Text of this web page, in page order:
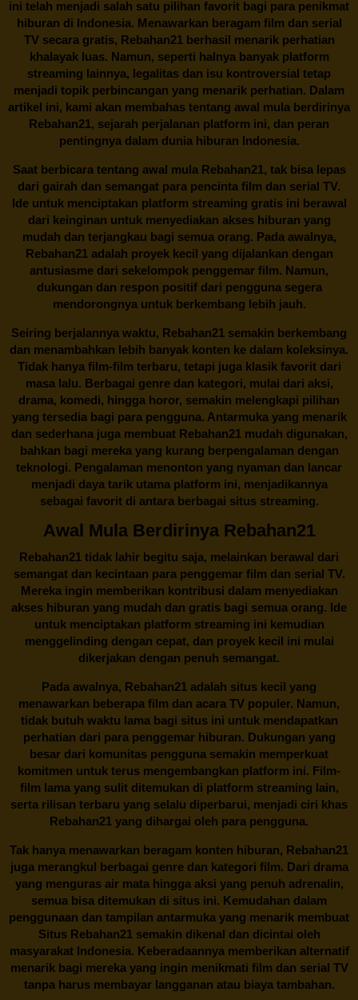
ini telah menjadi salah satu pilihan favorit bagi para penikmat
hiburan di Indonesia. Menawarkan beragam film dan serial
TV secara gratis, Rebahan21berhasil menarik perhatian
khalayak luas. Namun, seperti halnya banyak platform
streaming lainnya, legalitas dan isu kontroversial tetap
menjadi topik perbincangan yang menarik perhatian. Dalam
artikel ini, kami akan membahas tentang awal mula berdirinya
Rebahan21, sejarah perjalanan platform ini, dan peran
pentingnya dalam dunia hiburan Indonesia.
Saat berbicara tentang awal mula Rebahan21, tak bisa lepas
dari gairah dan semangat para pencinta film dan serial TV.
Ide untuk menciptakan platform streaming gratis ini berawal
dari keinginan untuk menyediakan akses hiburan yang
mudah dan terjangkau bagi semua orang. Pada awalnya,
Rebahan21 adalah proyek kecil yang dijalankan dengan
antusiasme dari sekelompok penggemar film. Namun,
dukungan dan respon positif dari pengguna segera
mendorongnya untuk berkembang lebih jauh.
Seiring berjalannya waktu, Rebahan21 semakin berkembang
dan menambahkan lebih banyak konten ke dalam koleksinya.
Tidak hanya film-film terbaru, tetapi juga klasik favorit dari
masa lalu. Berbagai genre dan kategori, mulai dari aksi,
drama, komedi, hingga horor, semakin melengkapi pilihan
yang tersedia bagi para pengguna. Antarmuka yang menarik
dan sederhana juga membuatRebahan21mudah digunakan,
bahkan bagi mereka yang kurang berpengalaman dengan
teknologi. Pengalaman menonton yang nyaman dan lancar
menjadi daya tarik utama platform ini, menjadikannya
sebagai favorit di antara berbagai situs streaming.
Awal Mula Berdirinya Rebahan21
Rebahan21 tidak lahir begitu saja, melainkan berawal dari
semangat dan kecintaan para penggemar film dan serial TV.
Mereka ingin memberikan kontribusi dalam menyediakan
akses hiburan yang mudah dan gratis bagi semua orang. Ide
untuk menciptakan platform streaming ini kemudian
menggelinding dengan cepat, dan proyek kecil ini mulai
dikerjakan dengan penuh semangat.
Pada awalnya, Rebahan21 adalah situs kecil yang
menawarkan beberapa film dan acara TV populer. Namun,
tidak butuh waktu lama bagi situs ini untuk mendapatkan
perhatian dari para penggemar hiburan. Dukungan yang
besar dari komunitas pengguna semakin memperkuat
komitmen untuk terus mengembangkan platform ini. Film-
film lama yang sulit ditemukan di platform streaming lain,
serta rilisan terbaru yang selalu diperbarui, menjadi ciri khas
Rebahan21 yang dihargai oleh para pengguna.
Tak hanya menawarkan beragam konten hiburan, Rebahan21
juga merangkul berbagai genre dan kategori film. Dari drama
yang menguras air mata hingga aksi yang penuh adrenalin,
semua bisa ditemukan di situs ini. Kemudahan dalam
penggunaan dan tampilan antarmuka yang menarik membuat
Situs Rebahan21semakin dikenal dan dicintai oleh
masyarakat Indonesia. Keberadaannya memberikan alternatif
menarik bagi mereka yang ingin menikmati film dan serial TV
tanpa harus membayar langganan atau biaya tambahan.